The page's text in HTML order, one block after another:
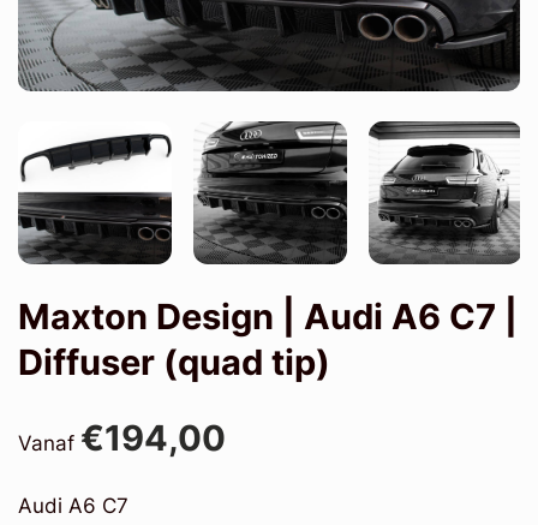
Maxton Design | Audi A6 C7 |
Diffuser (quad tip)
Vanaf €194,00
Audi A6 C7